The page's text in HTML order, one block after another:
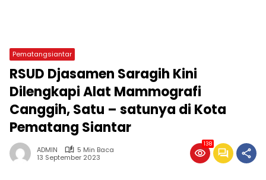
Pematangsiantar
RSUD Djasamen Saragih Kini
Dilengkapi Alat Mammografi
Canggih, Satu – satunya di Kota
Pematang Siantar
ADMIN
5 Min Baca
13 September 2023
138